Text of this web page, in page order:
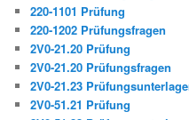
220-1101 Prüfung
220-1202 Prüfungsfragen
2V0-21.20 Prüfung
2V0-21.20 Prüfungsfragen
2V0-21.23
2V0-51.21 Prüfung